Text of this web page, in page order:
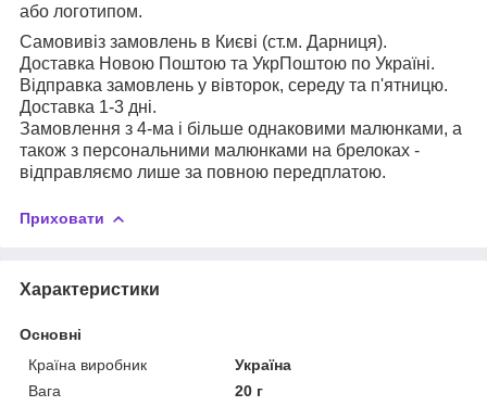
або логотипом.
Самовивіз замовлень в Києві (ст.м. Дарниця).
Доставка Новою Поштою та УкрПоштою по Україні.
Відправка замовлень у вівторок, середу та п'ятницю.
Доставка 1-3 дні.
Замовлення з 4-ма і більше однаковими малюнками, а
також з персональними малюнками на брелоках -
відправляємо лише за повною передплатою.
Приховати
Характеристики
Основні
Країна виробник
Україна
Вага
20 г